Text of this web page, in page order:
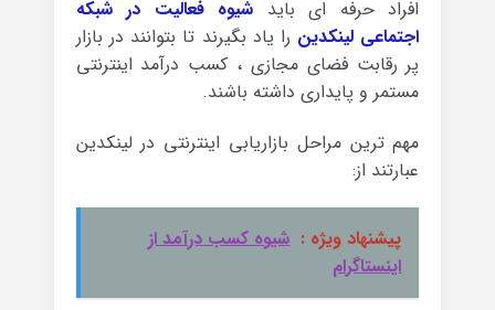
افراد حرفه ای باید شیوه فعالیت در شبکه
اجتماعی لینکدین را یاد بگیرند تا بتوانند در بازار
پر رقابت فضای مجازی ، کسب درآمد اینترنتی
مستمر و پایداری داشته باشند.
مهم ترین مراحل بازاریابی اینترنتی در لینکدین
عبارتند از:
پیشنهاد ویژه : شیوه کسب درآمد از
اینستاگرام